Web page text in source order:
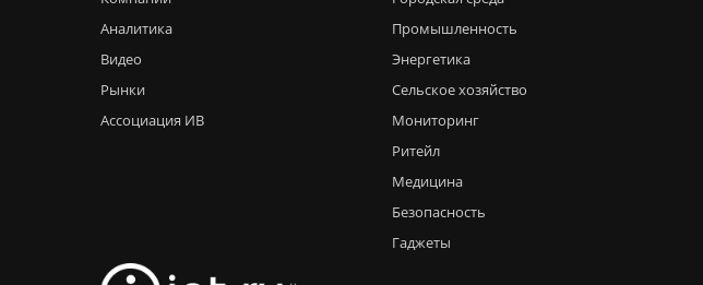
Аналитика
Видео
Рынки
Ассоциация ИВ
Промышленность
Энергетика
Сельское хозяйство
Мониторинг
Ритейл
Медицина
Безопасность
Гаджеты